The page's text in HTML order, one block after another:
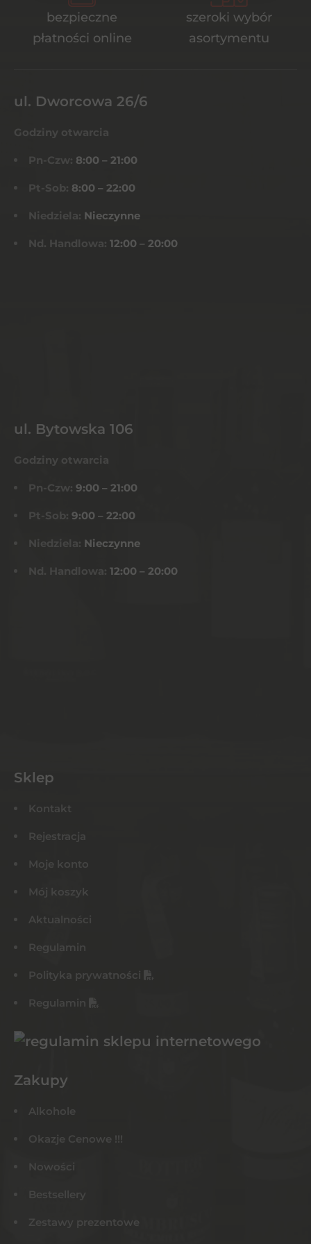
bezpieczne
płatności online
szeroki wybór
asortymentu
ul. Dworcowa 26/6
Godziny otwarcia
Pn-Czw: 8:00 – 21:00
Pt-Sob: 8:00 – 22:00
Niedziela: Nieczynne
Nd. Handlowa: 12:00 – 20:00
ul. Bytowska 106
Godziny otwarcia
Pn-Czw: 9:00 – 21:00
Pt-Sob: 9:00 – 22:00
Niedziela: Nieczynne
Nd. Handlowa: 12:00 – 20:00
Sklep
Kontakt
Rejestracja
Moje konto
Mój koszyk
Aktualności
Regulamin
Polityka prywatności
Regulamin
Zakupy
Alkohole
Okazje Cenowe !!!
Nowości
Bestsellery
Zestawy prezentowe